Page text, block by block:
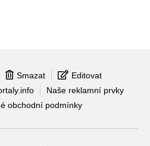
Smazat
Editovat
Naše reklamní prvky
obchodní podmínky